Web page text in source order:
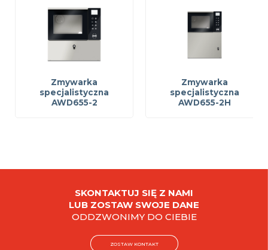
Zmywarka
specjalistyczna
AWD655-2
Zmywarka
specjalistyczna
AWD655-2H
SKONTAKTUJ SIĘ Z NAMI
LUB ZOSTAW SWOJE DANE
ODDZWONIMY DO CIEBIE
ZOSTAW KONTAKT